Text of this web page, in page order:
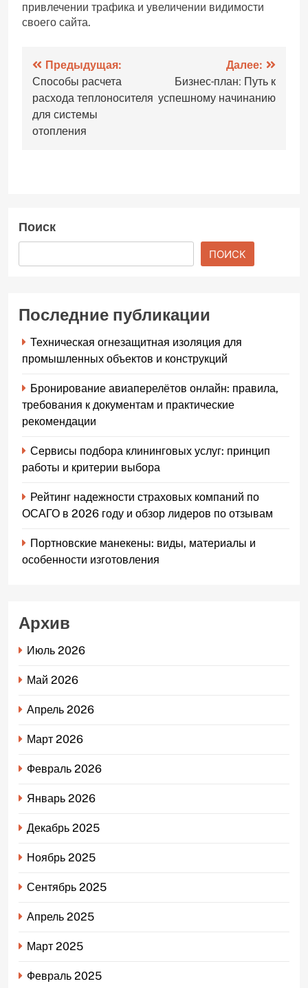
привлечении трафика и увеличении видимости
своего сайта.
Навигация
по
записям
Предыдущая:
Способы расчета
расхода теплоносителя
для системы
отопления
Далее:
Бизнес-план: Путь к
успешному начинанию
Поиск
ПОИСК
Последние публикации
Техническая огнезащитная изоляция для
промышленных объектов и конструкций
Бронирование авиаперелётов онлайн: правила,
требования к документам и практические
рекомендации
Сервисы подбора клининговых услуг: принцип
работы и критерии выбора
Рейтинг надежности страховых компаний по
ОСАГО в 2026 году и обзор лидеров по отзывам
Портновские манекены: виды, материалы и
особенности изготовления
Архив
Июль 2026
Май 2026
Апрель 2026
Март 2026
Февраль 2026
Январь 2026
Декабрь 2025
Ноябрь 2025
Сентябрь 2025
Апрель 2025
Март 2025
Февраль 2025